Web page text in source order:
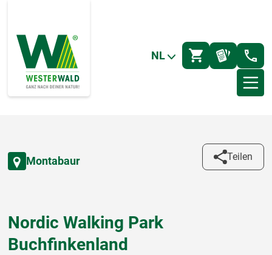
NL
Montabaur Teilen
Nordic Walking Park
Buchfinkenland